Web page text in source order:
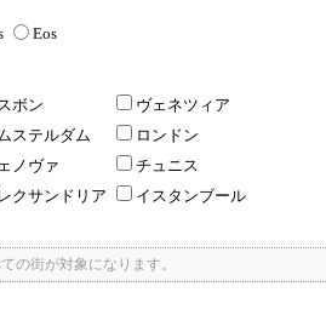
Eos
ボン
ヴェネツィア
ステルダム
ロンドン
ノヴァ
チュニス
クサンドリア
イスタンブール
の街が対象になります。